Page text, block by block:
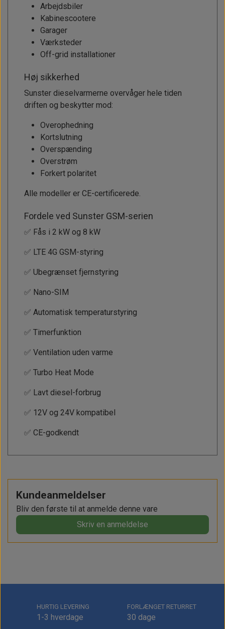
Arbejdsbiler
Kabinescootere
Garager
Værksteder
Off-grid installationer
Høj sikkerhed
Sunster dieselvarmerne overvåger hele tiden
driften og beskytter mod:
Overophedning
Kortslutning
Overspænding
Overstrøm
Forkert polaritet
Alle modeller er CE-certificerede.
Fordele ved Sunster GSM-serien
✅ Fås i 2 kW og 8 kW
✅ LTE 4G GSM-styring
✅ Ubegrænset fjernstyring
✅ Nano-SIM
✅ Automatisk temperaturstyring
✅ Timerfunktion
✅ Ventilation uden varme
✅ Turbo Heat Mode
✅ Lavt diesel-forbrug
✅ 12V og 24V kompatibel
✅ CE-godkendt
Kundeanmeldelser
Bliv den første til at anmelde denne vare
Skriv en anmeldelse
HURTIG LEVERING
1-3 hverdage
FORLÆNGET RETURRET
30 dage